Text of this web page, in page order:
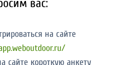
вас:
на сайте
сайте короткую анкету